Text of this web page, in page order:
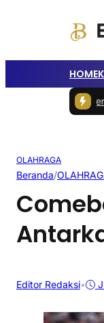
HOME
IKN Menuju
OLAHRAGA
Beranda/
Editor Redaksi•